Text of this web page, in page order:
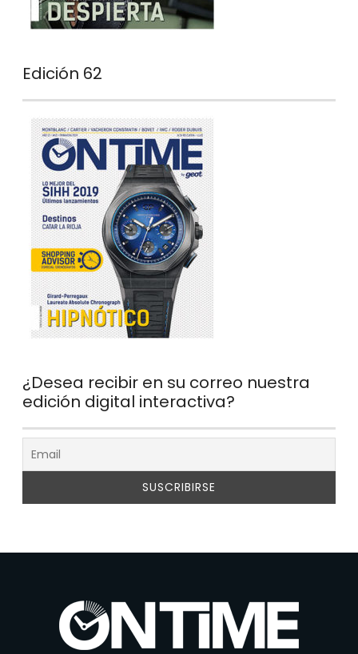
Edición 62
¿Desea recibir en su correo nuestra
edición digital interactiva?